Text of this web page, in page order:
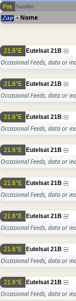
Pos Satellite
Nome
21.6°E Eutelsat 21B
Occasional Feeds, data or
21.6°E Eutelsat 21B
Occasional Feeds, data or
21.6°E Eutelsat 21B
Occasional Feeds, data or
21.6°E Eutelsat 21B
Occasional Feeds, data or
21.6°E Eutelsat 21B
Occasional Feeds, data or
21.6°E Eutelsat 21B
Occasional Feeds, data or
21.6°E Eutelsat 21B
Occasional Feeds, data or
21.6°E Eutelsat 21B
Occasional Feeds, data or